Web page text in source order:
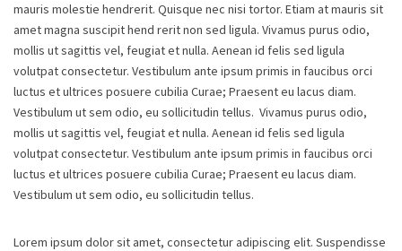
mauris molestie hendrerit. Quisque nec nisi tortor. Etiam at mauris sit
amet magna suscipit hend rerit non sed ligula. Vivamus purus odio,
mollis ut sagittis vel, feugiat et nulla. Aenean id felis sed ligula
volutpat consectetur. Vestibulum ante ipsum primis in faucibus orci
luctus et ultrices posuere cubilia Curae; Praesent eu lacus diam.
Vestibulum ut sem odio, eu sollicitudin tellus. Vivamus purus odio,
mollis ut sagittis vel, feugiat et nulla. Aenean id felis sed ligula
volutpat consectetur. Vestibulum ante ipsum primis in faucibus orci
luctus et ultrices posuere cubilia Curae; Praesent eu lacus diam.
Vestibulum ut sem odio, eu sollicitudin tellus.
Lorem ipsum dolor sit amet, consectetur adipiscing elit. Suspendisse